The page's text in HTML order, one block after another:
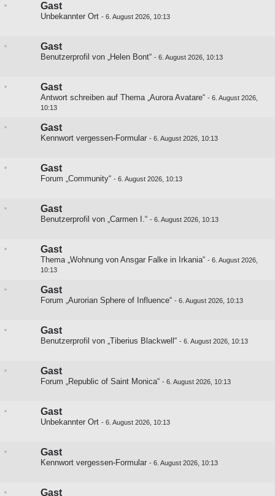
Gast
Unbekannter Ort - 6. August 2026, 10:13
Gast
Benutzerprofil von „Helen Bont“ - 6. August 2026, 10:13
Gast
Antwort schreiben auf Thema „Aurora Avatare“ - 6. August 2026,
10:13
Gast
Kennwort vergessen-Formular - 6. August 2026, 10:13
Gast
Forum „Community“ - 6. August 2026, 10:13
Gast
Benutzerprofil von „Carmen I.“ - 6. August 2026, 10:13
Gast
Thema „Wohnung von Ansgar Falke in Irkania“ - 6. August 2026,
10:13
Gast
Forum „Aurorian Sphere of Influence“ - 6. August 2026, 10:13
Gast
Benutzerprofil von „Tiberius Blackwell“ - 6. August 2026, 10:13
Gast
Forum „Republic of Saint Monica“ - 6. August 2026, 10:13
Gast
Unbekannter Ort - 6. August 2026, 10:13
Gast
Kennwort vergessen-Formular - 6. August 2026, 10:13
Gast